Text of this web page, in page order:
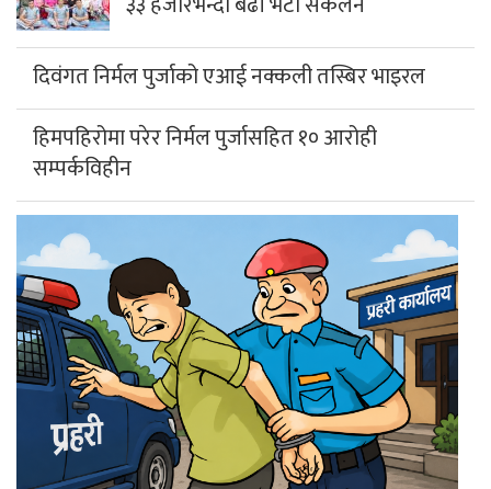
दिवंगत निर्मल पुर्जाको एआई नक्कली तस्बिर भाइरल
हिमपहिरोमा परेर निर्मल पुर्जासहित १० आरोही
सम्पर्कविहीन